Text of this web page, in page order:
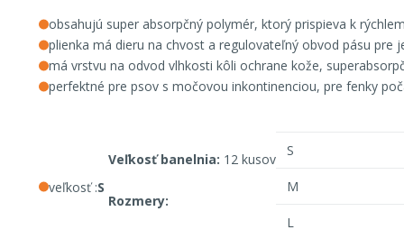
obsahujú super absorpčný polymér, ktorý prispieva k
plienka má dieru na chvost a regulovateľný obvod pásu pre
má vrstvu na odvod vlhkosti kôli ochrane kože,
perfektné pre psov s močovou inkontinenciou, pre fenky
veľkosť :S
Veľkosť banelnia: 12 kusov
Rozmery:
S
M
L